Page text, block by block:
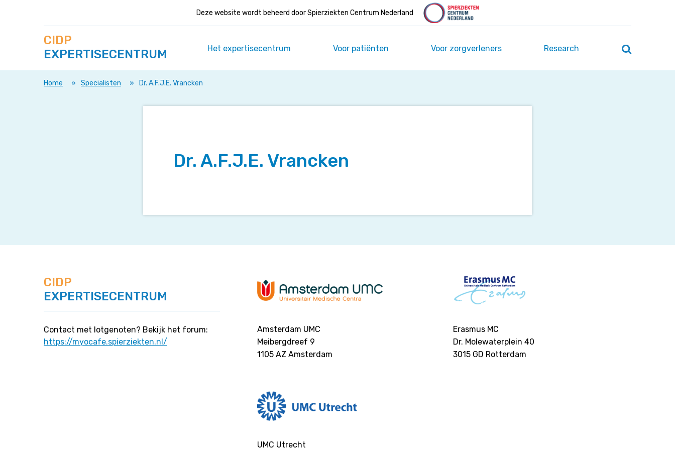
Deze website wordt beheerd door Spierziekten Centrum Nederland
direct
naar
op
deze
site
CIDP
EXPERTISECENTRUM
Het expertisecentrum Voor patiënten Voor zorgverleners Research Zoeken
/
Home » Specialisten » Dr. A.F.J.E. Vrancken
Dr. A.F.J.E. Vrancken
CIDP
EXPERTISECENTRUM
Contact met lotgenoten? Bekijk het forum:
https://myocafe.spierziekten.nl/
Amsterdam UMC
Meibergdreef 9
1105 AZ Amsterdam
Erasmus MC
Dr. Molewaterplein 40
3015 GD Rotterdam
UMC Utrecht